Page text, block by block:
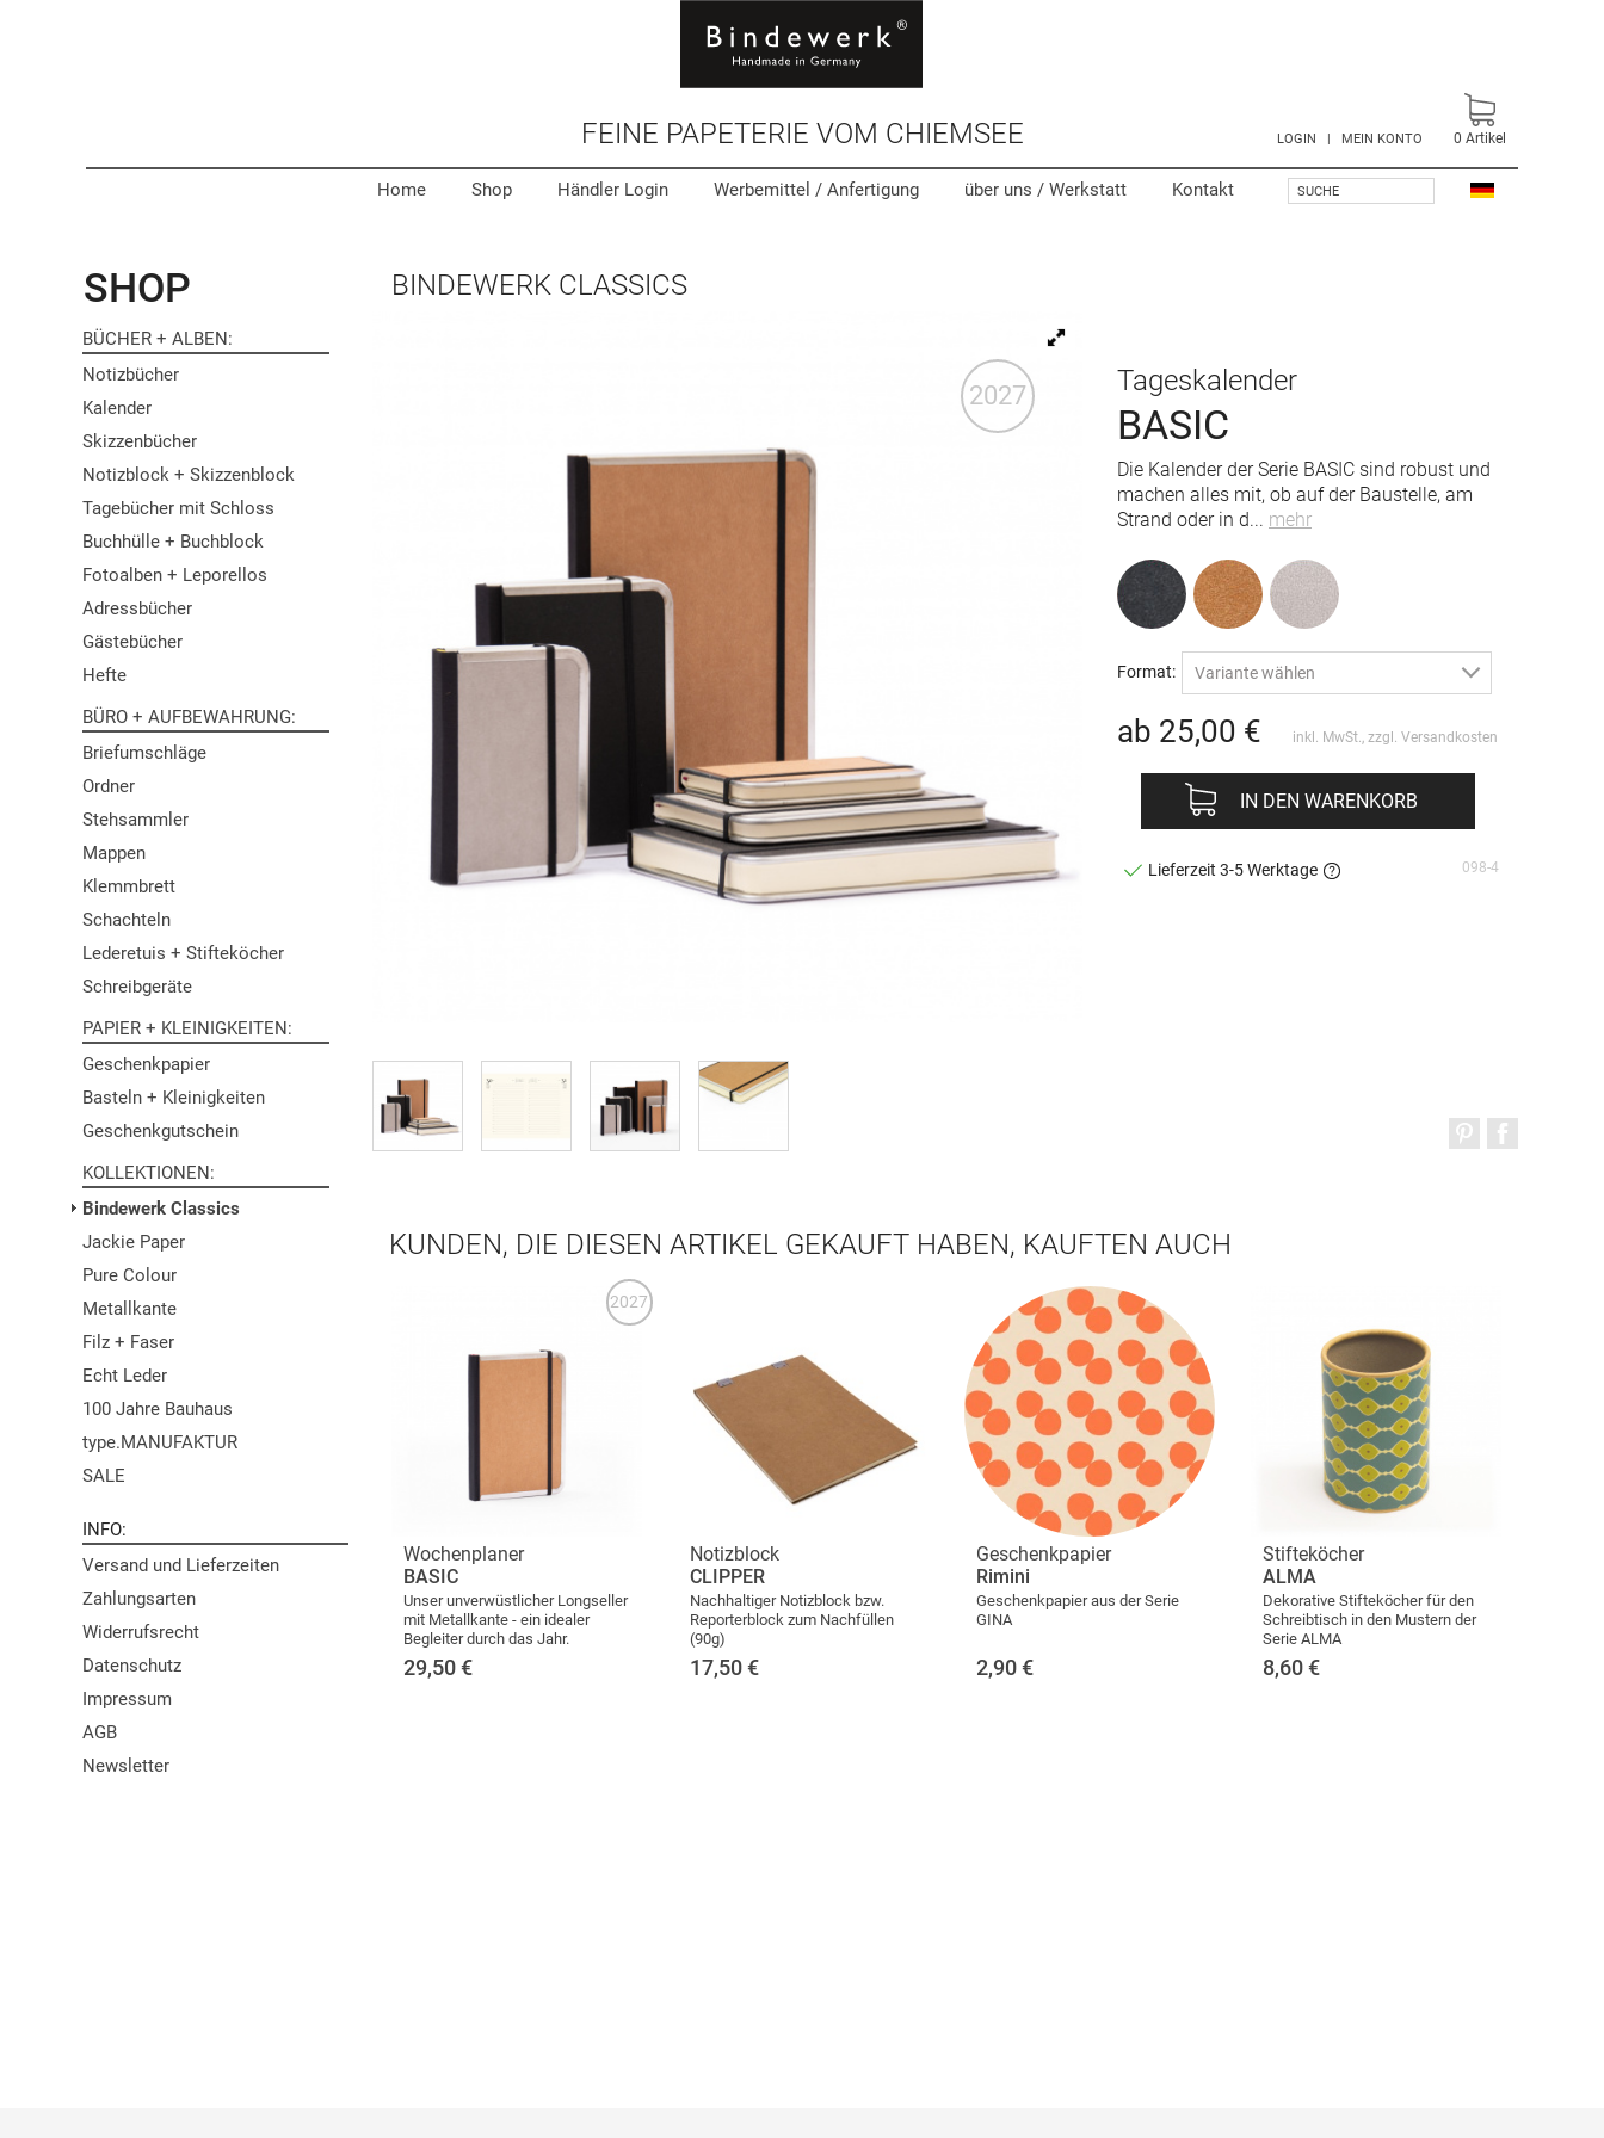
FEINE PAPETERIE VOM CHIEMSEE LOGIN | MEIN KONTO
Home Shop Händler Login Werbemittel / Anfertigung über uns / Werkstatt Kontakt SUCHE
0 Artikel
BINDEWERK CLASSICS
2027 Tageskalender
BASIC
Die Kalender der Serie BASIC sind robust und
machen alles mit, ob auf der Baustelle, am
Strand oder in d... mehr
Format: Variante wählen
ab 25,00 € inkl. MwSt., zzgl. Versandkosten
IN DEN WARENKORB
Lieferzeit 3-5 Werktage 098-4
KUNDEN, DIE DIESEN ARTIKEL GEKAUFT HABEN, KAUFTEN AUCH
Wochenplaner
BASIC
Unser unverwüstlicher Longseller
mit Metallkante - ein idealer
Begleiter durch das Jahr.
29,50 €
2027
Notizblock
CLIPPER
Nachhaltiger Notizblock bzw.
Reporterblock zum Nachfüllen
(90g)
17,50 €
Geschenkpapier
Rimini
Geschenkpapier aus der Serie
GINA
2,90 €
Stifteköcher
ALMA
Dekorative Stifteköcher für den
Schreibtisch in den Mustern der
Serie ALMA
8,60 €
SHOP
BÜCHER + ALBEN
Notizbücher
Kalender
Skizzenbücher
Notizblock + Skizzenblock
Tagebücher mit Schloss
Buchhülle + Buchblock
Fotoalben + Leporellos
Adressbücher
Gästebücher
Hefte
BÜRO + AUFBEWAHRUNG
Briefumschläge
Ordner
Stehsammler
Mappen
Klemmbrett
Schachteln
Lederetuis + Stifteköcher
Schreibgeräte
PAPIER + KLEINIGKEITEN
Geschenkpapier
Basteln + Kleinigkeiten
Geschenkgutschein
KOLLEKTIONEN
Bindewerk Classics
Jackie Paper
Pure Colour
Metallkante
Filz + Faser
Echt Leder
100 Jahre Bauhaus
type.MANUFAKTUR
SALE
INFO
Versand und Lieferzeiten
Zahlungsarten
Widerrufsrecht
Datenschutz
Impressum
AGB
Newsletter